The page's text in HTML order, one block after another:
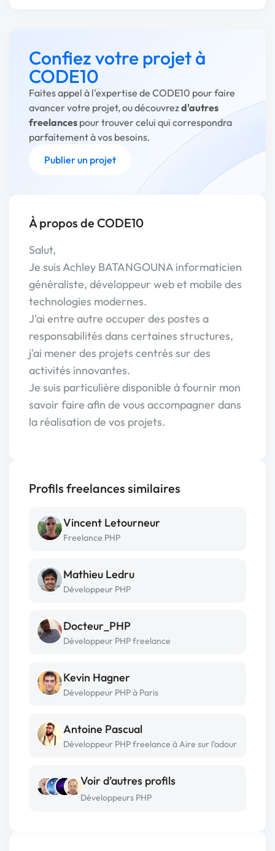
Confiez votre projet à
CODE10
Faites appel à l'expertise de CODE10 pour faire
avancer votre projet, ou découvrezd'autres
freelances pour trouver celui qui correspondra
parfaitement à vos besoins.
Publier un projet
À propos de CODE10
Salut,
Je suis Achley BATANGOUNA informaticien
généraliste, développeur web et mobile des
technologies modernes.
J'ai entre autre occuper des postes a
responsabilités dans certaines structures,
j'ai mener des projets centrés sur des
activités innovantes.
Je suis particulière disponible à fournir mon
savoir faire afin de vous accompagner dans
la réalisation de vos projets.
Profils freelances similaires
Vincent Letourneur
Freelance PHP
Mathieu Ledru
Développeur PHP
Docteur_PHP
Développeur PHP freelance
Kevin Hagner
Développeur PHP à Paris
Antoine Pascual
Développeur PHP freelance à Aire sur l’adour
Voir d’autres profils
Développeurs PHP